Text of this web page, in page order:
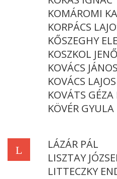
KOMÁROMI
KORPÁCS
KŐSZEGHY
KOSZKOL JENŐ
KOVÁCS
KOVÁCS LAJOS
KOVÁTS
KÖVÉR GYULA
L
LÁZÁR PÁL
LISZTAY
LITTECZKY